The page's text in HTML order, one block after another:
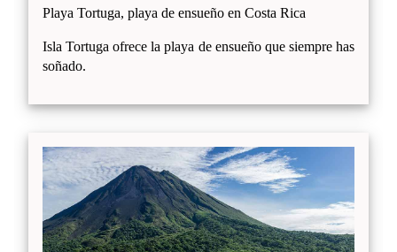
Playa Tortuga, playa de ensueño en Costa Rica
Isla Tortuga ofrece la playa de ensueño que siempre has
soñado.